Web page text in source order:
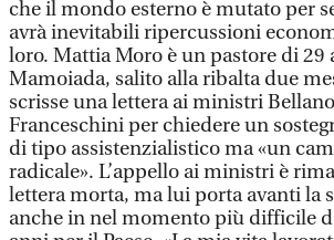
che il mondo esterno è mutato per
avrà inevitabili ripercussioni
loro. Mattia Moro è un pastore di 29
Mamoiada, salito alla ribalta due
scrisse una lettera ai ministri
Franceschini per chiedere un
di tipo assistenzialistico ma «un
radicale». L’appello ai ministri è
lettera morta, ma lui porta avanti la
anche in nel momento più difficile